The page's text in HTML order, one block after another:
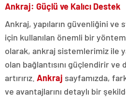
Ankraj: Güçlü ve Kalıcı Destek
Ankraj, yapıların güvenliğini ve
için kullanılan önemli bir
olarak, ankraj sistemlerimiz ile
olan bağlantısını güçlendirir ve
artırırız. Ankraj sayfamızda,
ve avantajlarını detaylı bir